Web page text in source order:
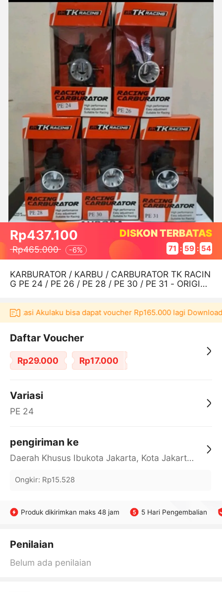
Rp437.100
Rp465.000 -6%
DISKON TERBATAS
71 : 59 : 54
KARBURATOR / KARBU / CARBURATOR TK RACIN
G PE 24 / PE 26 / PE 28 / PE 30 / PE 31 - ORIGIN
Akulaku bisa dapat voucher Rp165.000 lagi Download
Daftar Voucher
Rp29.000 Rp17.000
Variasi
PE 24
pengiriman ke
Daerah Khusus Ibukota Jakarta, Kota Jakarta Barat, Cengkareng, yy
Ongkir: Rp15.528
Produk dikirimkan maks 48 jam 5 Hari Pengembalian
Penilaian
Belum ada penilaian